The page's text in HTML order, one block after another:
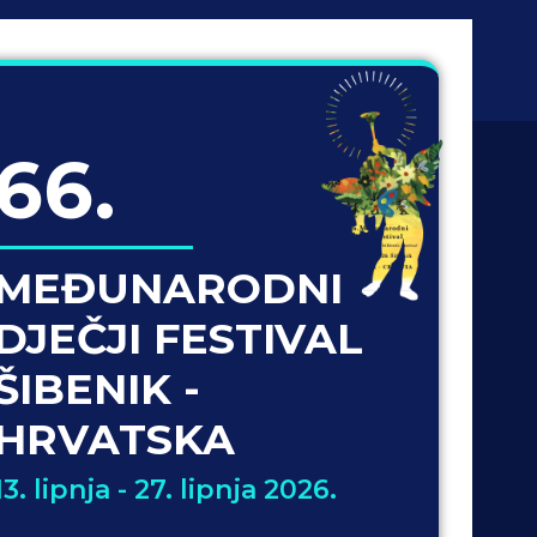
FESTIVAL
-
lipnja - 27. lipnja 2026.